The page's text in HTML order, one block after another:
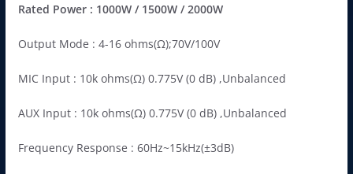
Rated Power : 1000W / 1500W / 2000W
Output Mode : 4-16 ohms(Ω);70V/100V
MIC Input : 10k ohms(Ω) 0.775V (0 dB) ,Unbalanced
AUX Input : 10k ohms(Ω) 0.775V (0 dB) ,Unbalanced
Frequency Response : 60Hz~15kHz(±3dB)